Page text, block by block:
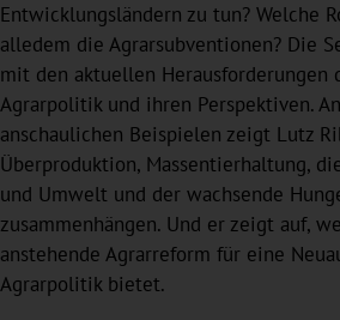
Entwicklungsländern zu tun? Welche
alledem die Agrarsubventionen? Die
mit den aktuellen Herausforderungen
Agrarpolitik und ihren Perspektiven.
anschaulichen Beispielen zeigt Lutz
Überproduktion, Massentierhaltung,
und Umwelt und der wachsende
zusammenhängen. Und er zeigt auf,
anstehende Agrarreform für eine
Agrarpolitik bietet.